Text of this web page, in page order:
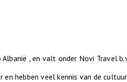
, en valt onder Novi Travel
hebben veel kennis van de